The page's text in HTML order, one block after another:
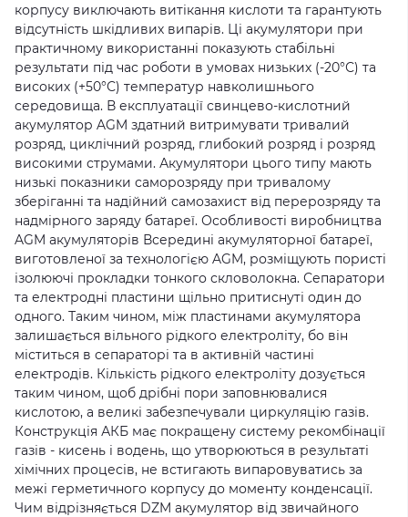
корпусу виключають витікання кислоти та гарантують
відсутність шкідливих випарів. Ці акумулятори при
практичному використанні показують стабільні
результати під час роботи в умовах низьких (-20°С) та
високих (+50°С) температур навколишнього
середовища. В експлуатації свинцево-кислотний
акумулятор AGM здатний витримувати тривалий
розряд, циклічний розряд, глибокий розряд і розряд
високими струмами. Акумулятори цього типу мають
низькі показники саморозряду при тривалому
зберіганні та надійний самозахист від перерозряду та
надмірного заряду батареї. Особливості виробництва
AGM акумуляторів Всередині акумуляторної батареї,
виготовленої за технологією AGM, розміщують пористі
ізолюючі прокладки тонкого скловолокна. Сепаратори
та електродні пластини щільно притиснуті один до
одного. Таким чином, між пластинами акумулятора
залишається вільного рідкого електроліту, бо він
міститься в сепараторі та в активній частині
електродів. Кількість рідкого електроліту дозується
таким чином, щоб дрібні пори заповнювалися
кислотою, а великі забезпечували циркуляцію газів.
Конструкція АКБ має покращену систему рекомбінації
газів - кисень і водень, що утворюються в результаті
хімічних процесів, не встигають випаровуватись за
межі герметичного корпусу до моменту конденсації.
Чим відрізняється DZM акумулятор від звичайного